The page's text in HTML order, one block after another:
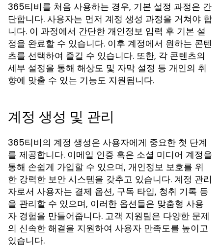
365티비를 처음 사용하는 경우, 기본 설정 과정은 간
단합니다. 사용자는 먼저 계정 생성 과정을 거쳐야 합
니다. 이 과정에서 간단한 개인정보 입력 후 기본 설
정을 완료할 수 있습니다. 이후 계정에서 원하는 콘텐
츠를 선택하여 즐길 수 있습니다. 또한, 각 콘텐츠의
세부 설정을 통해 해상도 및 자막 설정 등 개인의 취
향에 맞출 수 있는 기능도 지원됩니다.
계정 생성 및 관리
365티비의 계정 생성은 사용자에게 중요한 첫 단계
를 제공합니다. 이메일 인증 혹은 소셜 미디어 계정을
통해 손쉽게 가입할 수 있으며, 개인정보 보호를 위
한 강력한 보안 시스템을 갖추고 있습니다. 계정 관리
자로서 사용자는 결제 옵션, 구독 타입, 청취 기록 등
을 관리할 수 있으며, 이러한 옵션들은 맞춤형 사용
자 경험을 만들어줍니다. 고객 지원팀은 다양한 문제
의 신속한 해결을 지원하여 사용자 만족도를 높이고
있습니다.